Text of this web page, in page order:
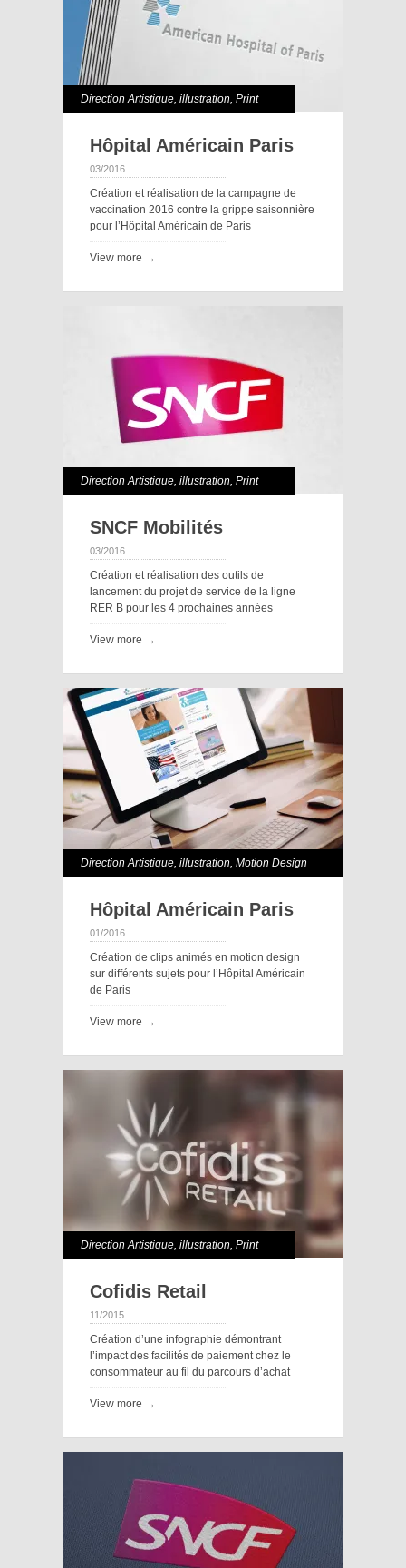
Direction Artistique, illustration, Print
Hôpital Américain Paris
03/2016
Création et réalisation de la campagne de
vaccination 2016 contre la grippe saisonnière
pour l’Hôpital Américain de Paris
View more →
Direction Artistique, illustration, Print
SNCF Mobilités
03/2016
Création et réalisation des outils de
lancement du projet de service de la ligne
RER B pour les 4 prochaines années
View more →
Direction Artistique, illustration, Motion Design
Hôpital Américain Paris
01/2016
Création de clips animés en motion design
sur différents sujets pour l’Hôpital Américain
de Paris
View more →
Direction Artistique, illustration, Print
Cofidis Retail
11/2015
Création d’une infographie démontrant
l’impact des facilités de paiement chez le
consommateur au fil du parcours d’achat
View more →